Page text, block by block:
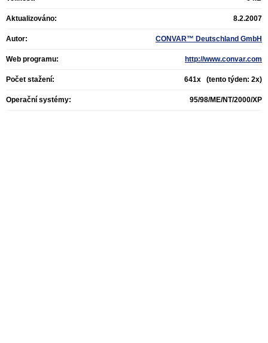
Aktualizováno: 8.2.2007
Autor: CONVAR™ Deutschland GmbH
Web programu: http://www.convar.com
Počet stažení: 641x (tento týden: 2x)
Operační systémy: 95/98/ME/NT/2000/XP